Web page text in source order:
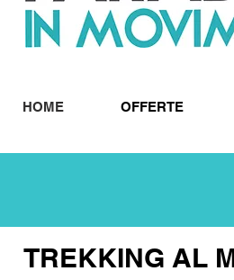
HOME OFFERTE
TREKKING AL